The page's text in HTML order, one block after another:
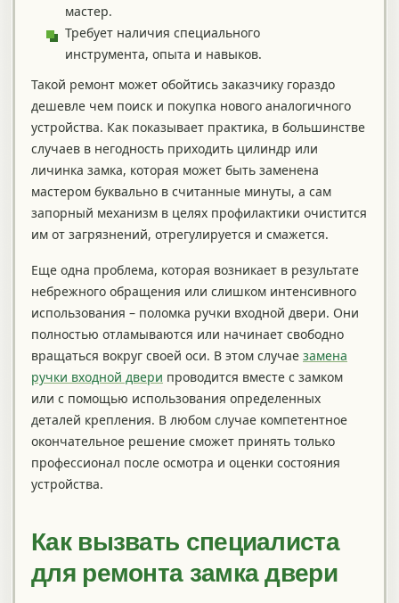
мастер.
Требует наличия специального
инструмента, опыта и навыков.
Такой ремонт может обойтись заказчику гораздо
дешевле чем поиск и покупка нового аналогичного
устройства. Как показывает практика, в большинстве
случаев в негодность приходить цилиндр или
личинка замка, которая может быть заменена
мастером буквально в считанные минуты, а сам
запорный механизм в целях профилактики очистится
им от загрязнений, отрегулируется и смажется.
Еще одна проблема, которая возникает в результате
небрежного обращения или слишком интенсивного
использования – поломка ручки входной двери. Они
полностью отламываются или начинает свободно
вращаться вокруг своей оси. В этом случае замена
ручки входной двери проводится вместе с замком
или с помощью использования определенных
деталей крепления. В любом случае компетентное
окончательное решение сможет принять только
профессионал после осмотра и оценки состояния
устройства.
Как вызвать специалиста
для ремонта замка двери